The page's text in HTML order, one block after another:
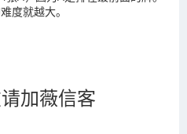
度就越大。
加薇信客